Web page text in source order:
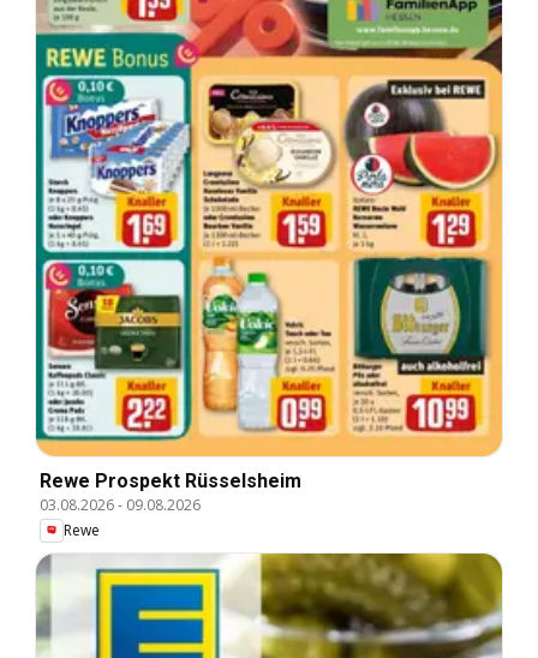
Rewe Prospekt Rüsselsheim
03.08.2026- 09.08.2026
Rewe